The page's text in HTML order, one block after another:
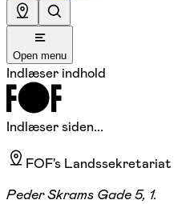
Open menu
Indlæser indhold
Indlæser siden...
FOF's Landssekretariat
Peder Skrams Gade 5, 1.